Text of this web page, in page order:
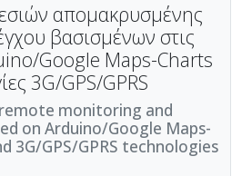
απομακρυσμένης
βασισμένων στις
Google Maps-Charts
3G/GPS/GPRS
monitoring and
on Arduino/Google Maps-
3G/GPS/GPRS technologies